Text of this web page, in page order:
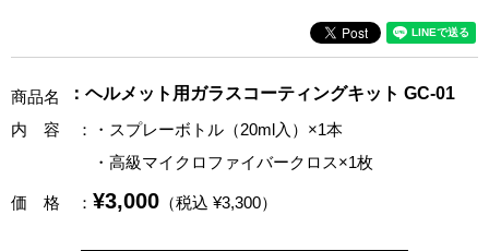
商品名
：ヘルメット用ガラスコーティングキット GC-01
内 容
：・スプレーボトル（20ml入）×1本
・高級マイクロファイバークロス×1枚
価 格 ： ¥3,000 （税込 ¥3,300）